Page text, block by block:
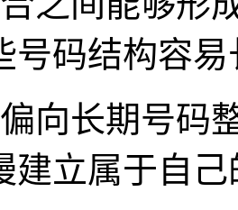
号码结构容
向长期号码
建立属于自